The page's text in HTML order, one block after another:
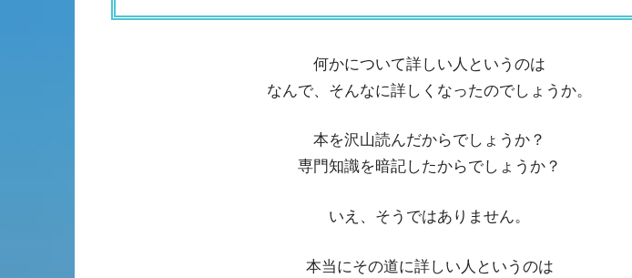
何かについて詳しい人というのは
なんで、そんなに詳しくなったのでしょうか。
本を沢山読んだからでしょうか？
専門知識を暗記したからでしょうか？
いえ、そうではありません。
本当にその道に詳しい人というのは